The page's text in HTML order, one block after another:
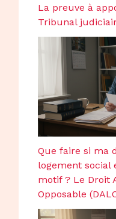
La preuve à
Tribunal
Que faire si ma
logement social
motif ? Le Droit
Opposable